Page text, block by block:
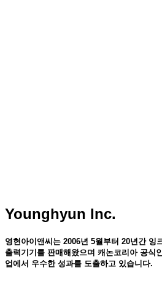
Younghyun Inc.
영현아이앤씨는 2006년 5월부터 20년간 잉
출력기기를 판매해왔으며 캐논코리아 공식
업에서 우수한 성과를 도출하고 있습니다.